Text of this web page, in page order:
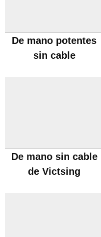
De mano potentes
sin cable
De mano sin cable
de Victsing